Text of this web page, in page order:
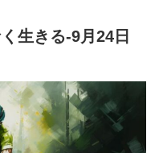
生きる-9月24日